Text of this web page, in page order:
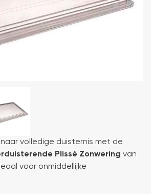
volledige duisternis met de
Plissé Zonwering van
voor onmiddellijke